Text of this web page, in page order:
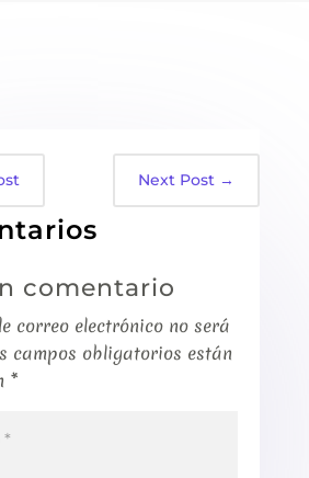
Next Post →
comentario
correo electrónico no será
campos obligatorios están
*